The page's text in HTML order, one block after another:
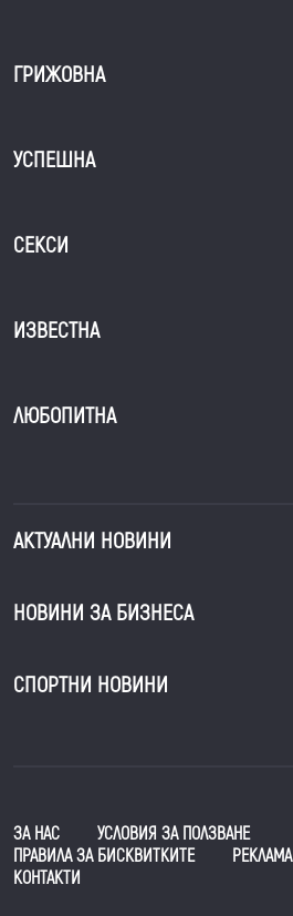
ГРИЖОВНА
УСПЕШНА
СЕКСИ
ИЗВЕСТНА
ЛЮБОПИТНА
АКТУАЛНИ НОВИНИ
НОВИНИ ЗА БИЗНЕСА
СПОРТНИ НОВИНИ
ЗА НАС
УСЛОВИЯ ЗА ПОЛЗВАНЕ
ПРАВИЛА ЗА БИСКВИТКИТЕ
РЕКЛАМА
КОНТАКТИ